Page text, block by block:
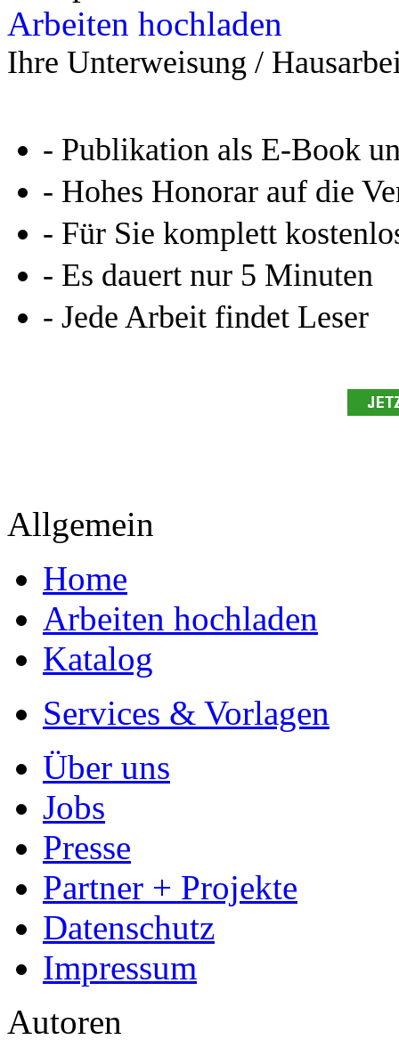
Arbeiten hochladen
Ihre Unterweisung /
- Publikation als E-Book
- Hohes Honorar auf die
- Für Sie komplett
- Es dauert nur 5 Minuten
- Jede Arbeit findet Leser
Allgemein
Home
Arbeiten hochladen
Katalog
Services & Vorlagen
Über uns
Jobs
Presse
Partner + Projekte
Datenschutz
Impressum
Autoren